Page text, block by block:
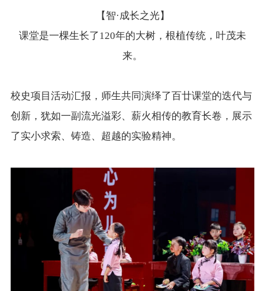
【智·成长之光】
课堂是一棵生长了120年的大树，根植传统，叶茂未
来。
校史项目活动汇报，师生共同演绎了百廿课堂的迭代与
创新，犹如一副流光溢彩、薪火相传的教育长卷，展示
了实小求索、铸造、超越的实验精神。